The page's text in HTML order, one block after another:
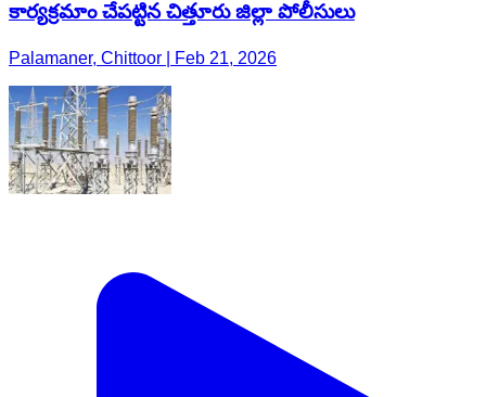
కార్యక్రమాం చేపట్టిన చిత్తూరు జిల్లా పోలీసులు
Palamaner, Chittoor | Feb 21, 2026